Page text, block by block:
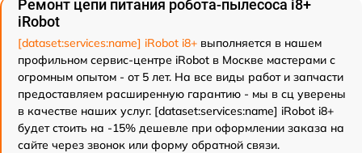
Ремонт цепи питания робота-пылесоса i8+
iRobot
[dataset:services:name] iRobot i8+ выполняется в нашем
профильном сервис-центре iRobot в Москве мастерами с
огромным опытом - от 5 лет. На все виды работ и запчасти
предоставляем расширенную гарантию - мы в сц уверены
в качестве наших услуг. [dataset:services:name] iRobot i8+
будет стоить на -15% дешевле при оформлении заказа на
сайте через звонок или форму обратной связи.